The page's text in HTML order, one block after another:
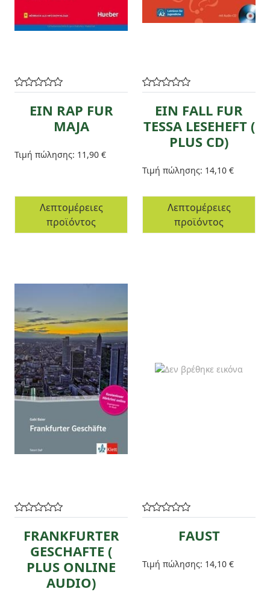
EIN RAP FUR
MAJA
Τιμή πώλησης: 11,90 €
Λεπτομέρειες
προϊόντος
EIN FALL FUR
TESSA LESEHEFT (
PLUS CD)
Τιμή πώλησης: 14,10 €
Λεπτομέρειες
προϊόντος
FRANKFURTER
GESCHAFTE (
PLUS ONLINE
AUDIO)
FAUST
Τιμή πώλησης: 14,10 €